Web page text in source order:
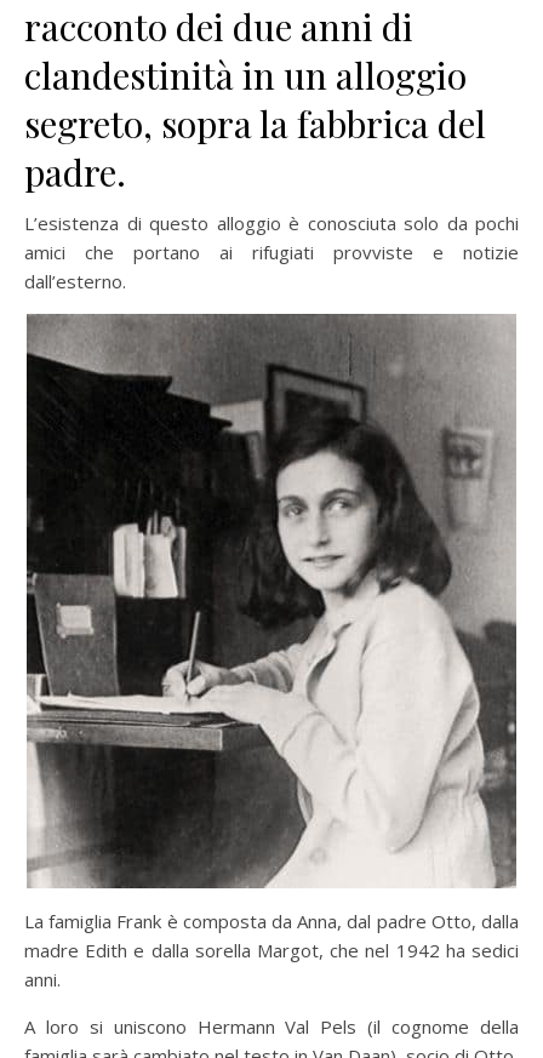
racconto dei due anni di
clandestinità in un alloggio
segreto, sopra la fabbrica del
padre.
L’esistenza di questo alloggio è conosciuta solo da pochi
amici che portano ai rifugiati provviste e notizie
dall’esterno.
La famiglia Frank è composta da Anna, dal padre Otto, dalla
madre Edith e dalla sorella Margot, che nel 1942 ha sedici
anni.
A loro si uniscono Hermann Val Pels (il cognome della